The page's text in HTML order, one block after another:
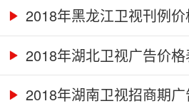
2018年黑龙江卫视刊例
2018年湖北卫视广告价格
2018年湖南卫视招商期